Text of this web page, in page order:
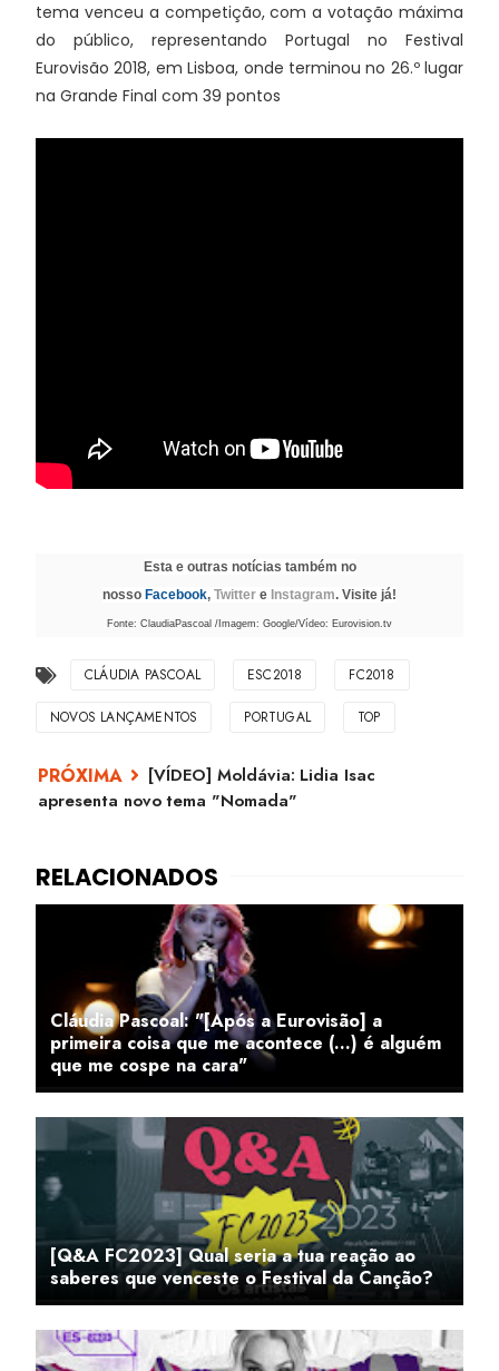
tema venceu a competição, com a votação máxima
do público, representando Portugal no Festival
Eurovisão 2018, em Lisboa, onde terminou no 26.º lugar
na Grande Final com 39 pontos
Esta e outras notícias também no
nosso Facebook, Twitter e Instagram. Visite já!
Fonte: ClaudiaPascoal /Imagem: Google/Vídeo: Eurovision.tv
CLÁUDIA PASCOAL ESC2018 FC2018
NOVOS LANÇAMENTOS PORTUGAL TOP
[VÍDEO] Moldávia: Lidia Isac
apresenta novo tema "Nomada"
Cláudia Pascoal: "[Após a Eurovisão] a
primeira coisa que me acontece (...) é alguém
que me cospe na cara"
[Q&A FC2023] Qual seria a tua reação ao
saberes que venceste o Festival da Canção?